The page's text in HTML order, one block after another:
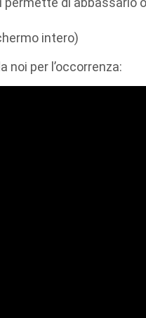
intero)
noi per l’occorrenza: